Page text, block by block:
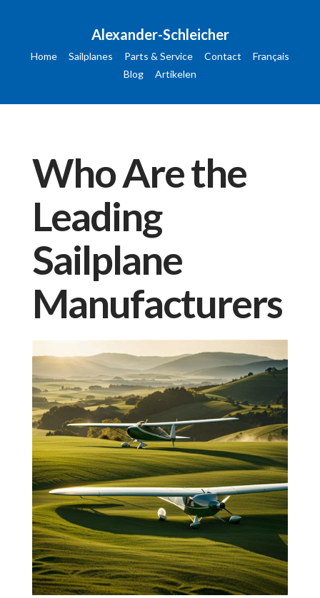
Alexander-Schleicher
Home Sailplanes Parts & Service Contact
Français
Blog
Artikelen
Who Are the
Leading
Sailplane
Manufacturers